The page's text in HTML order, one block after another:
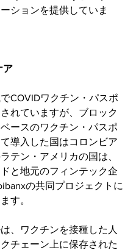
ションを提供していま
ア
COVIDワクチン・パスポ
れていますが、ブロック
ースのワクチン・パスポ
導入した国はコロンビア
テン・アメリカの国は、
と地元のフィンテック企
の共同プロジェクトに
す。
、ワクチンを接種した人
チェーン上に保存された